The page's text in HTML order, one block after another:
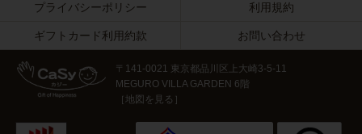
プライバシーポリシー 利用規約
ギフトカード利用約款 お問い合わせ
〒141-0021 東京都品川区上大崎3-5-11
MEGURO VILLA GARDEN 6階
［地図を見る ］